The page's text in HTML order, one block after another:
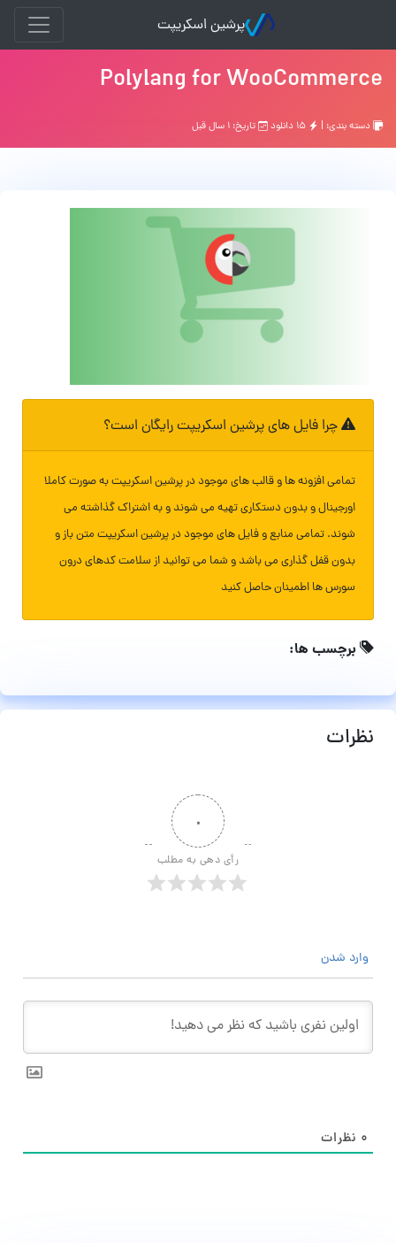
پرشین اسکریپت
Polylang for WooCommerce
دسته بندی: | تاریخ: ۱ سال قبل
چرا فایل های پرشین اسکریپت رایگان است؟
تمامی افزونه ها و قالب های موجود در پرشین اسکریپت به صورت کاملا
اورجینال و بدون دستکاری تهیه می شوند و به اشتراک گذاشته می
شوند. تمامی منابع و فایل های موجود در پرشین اسکریپت متن باز و
بدون قفل گذاری می باشد و شما می توانید از سلامت کدهای درون
سورس ها اطمینان حاصل کنید
برچسب ها:
نظرات
۰
رأی دهی به مطلب
وارد شدن
۰ نظرات